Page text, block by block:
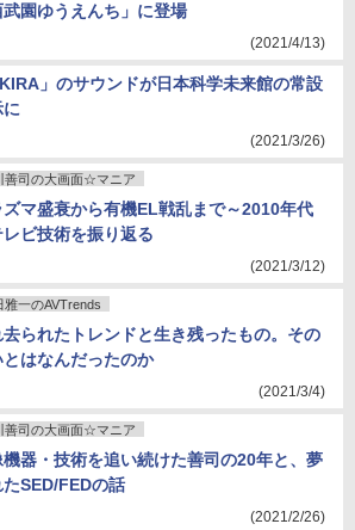
武園ゆうえんち」に登場
(2021/4/13)
」のサウンドが日本科学未来館の常設
に
(2021/3/26)
善司の大画面☆マニア
ズマ盛衰から有機EL戦乱まで～2010年代
ビ技術を振り返る
(2021/3/12)
雅一のAVTrends
去られたトレンドと生き残ったもの。その
とはなんだったのか
(2021/3/4)
善司の大画面☆マニア
機器・技術を追い続けた善司の20年と、夢
SED/FEDの話
(2021/2/26)